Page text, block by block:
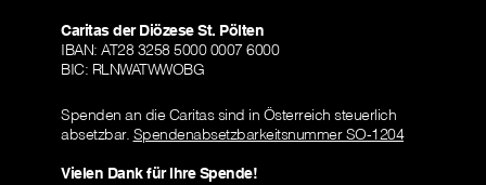
Caritas der Diözese St. Pölten
IBAN: AT28 3258 5000 0007 6000
BIC: RLNWATWWOBG
Spenden an die Caritas sind in Österreich steuerlich
absetzbar. Spendenabsetzbarkeitsnummer SO-1204
Vielen Dank für Ihre Spende!